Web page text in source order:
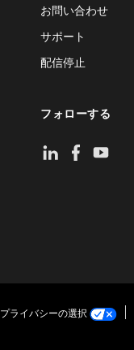
お問い合わせ
サポート
配信停止
フォローする
プライバシーの選択